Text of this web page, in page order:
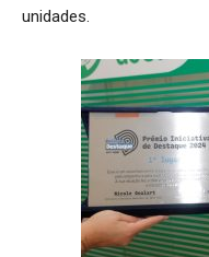
unidades.